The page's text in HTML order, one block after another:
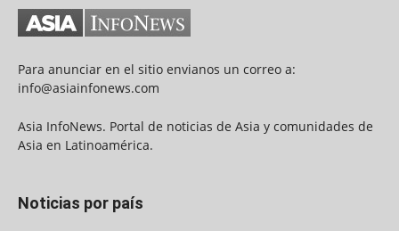
Para anunciar en el sitio envianos un correo a:
info@asiainfonews.com
Asia InfoNews. Portal de noticias de Asia y comunidades de
Asia en Latinoamérica.
Noticias por país